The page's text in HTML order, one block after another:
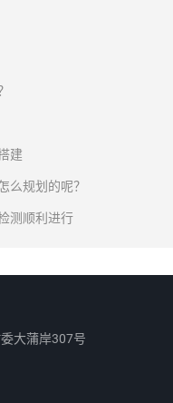
建
么规划的呢？
测顺利进行
大蒲岸307号